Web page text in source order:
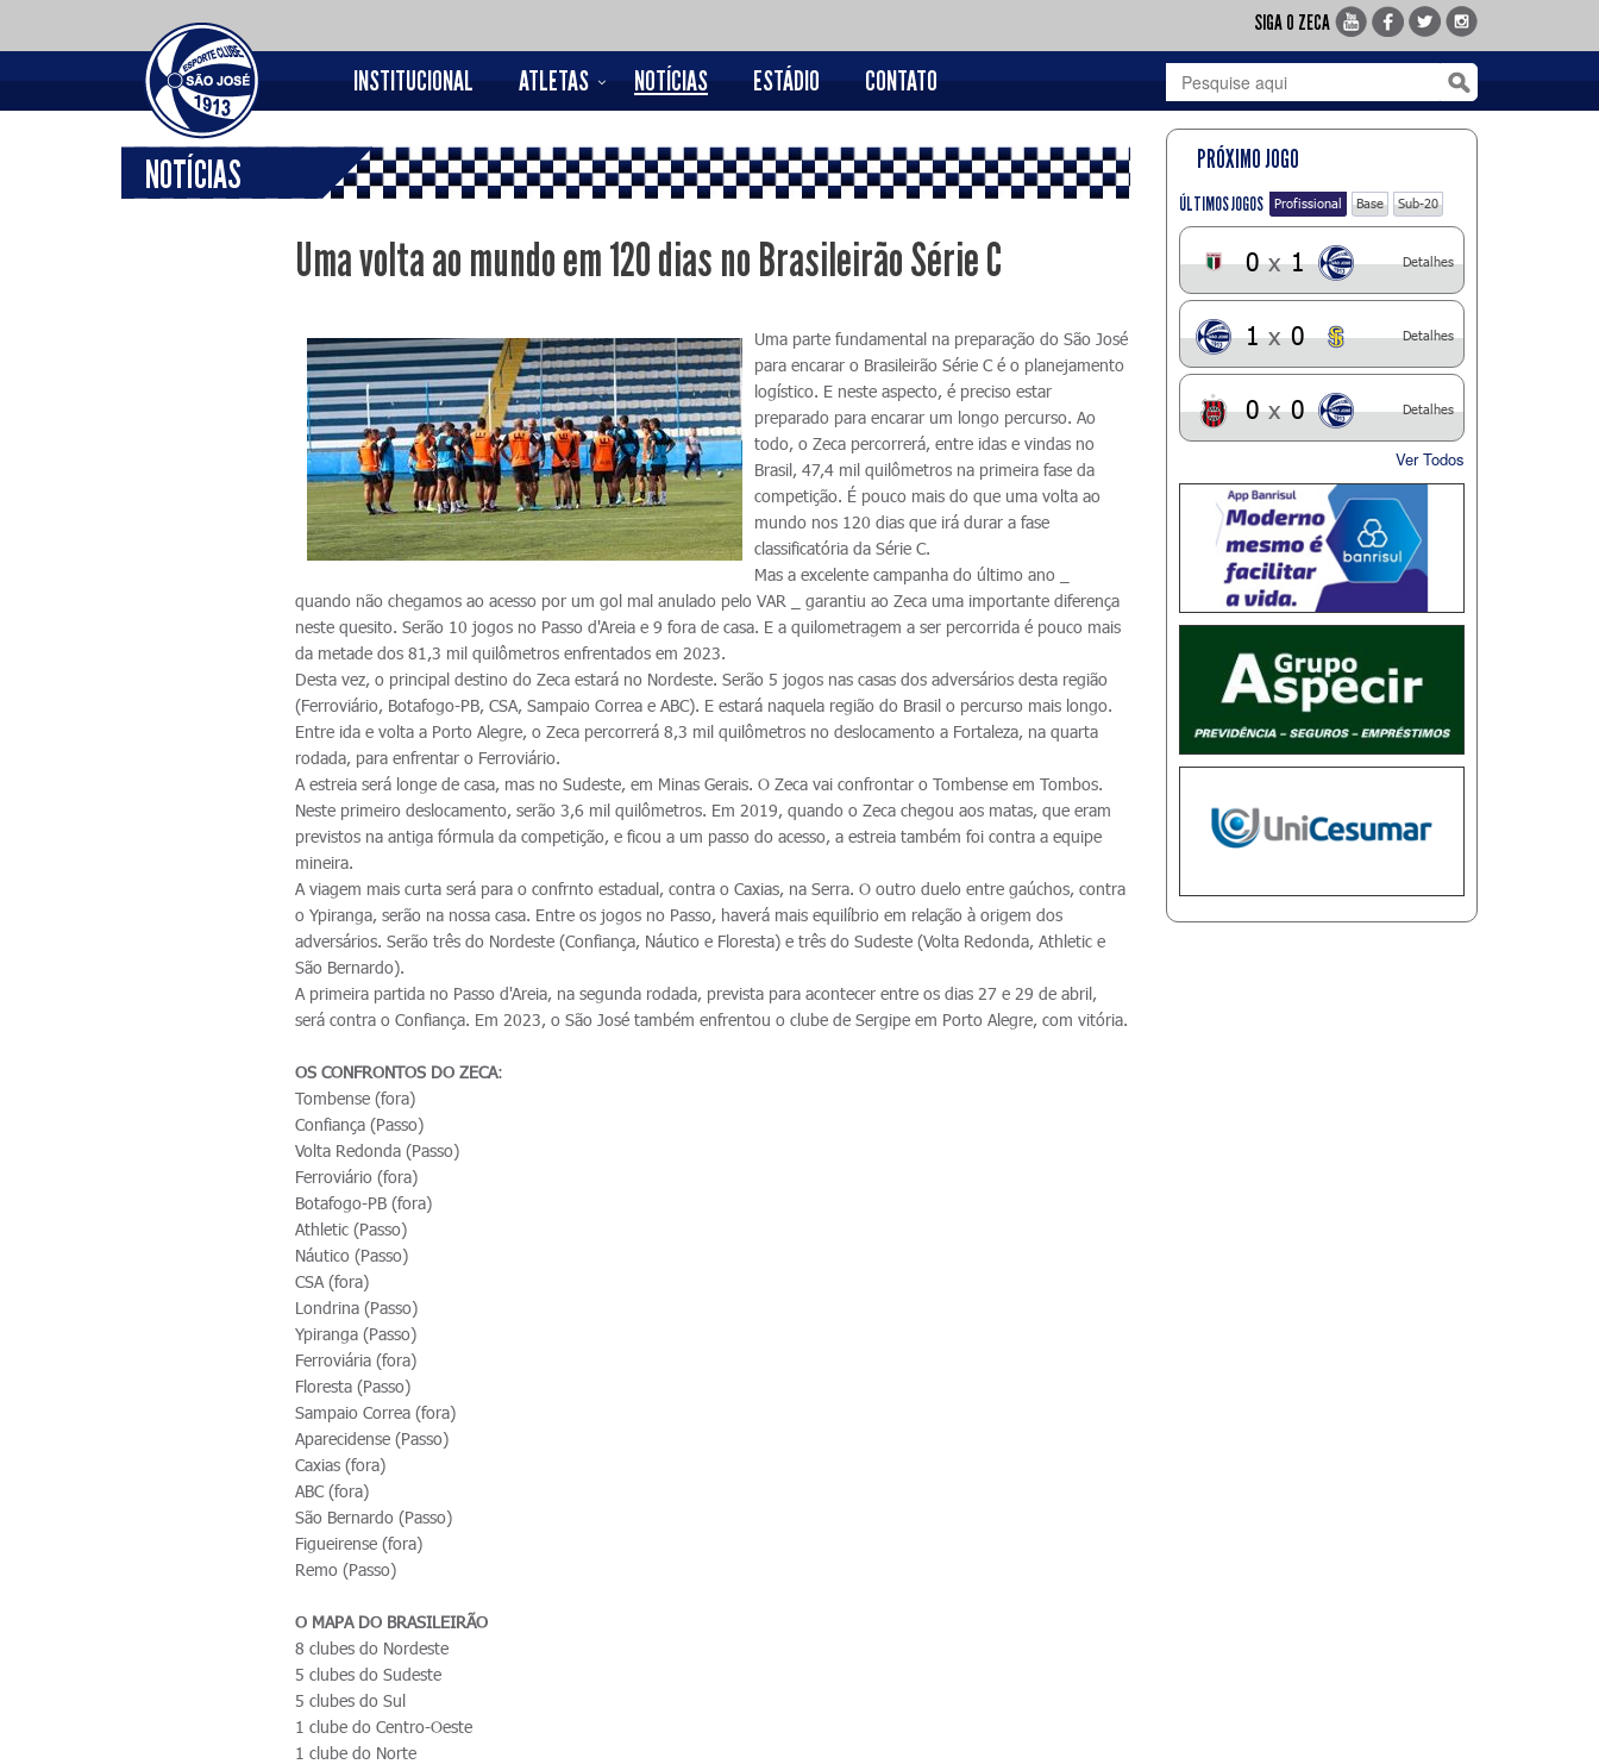
SIGA O ZECA
INSTITUCIONAL ATLETAS NOTÍCIAS ESTÁDIO CONTATO
NOTÍCIAS
Uma volta ao mundo em 120 dias no Brasileirão Série C
Uma parte fundamental na preparação do São José
para encarar o Brasileirão Série C é o planejamento
logístico. E neste aspecto, é preciso estar
preparado para encarar um longo percurso. Ao
todo, o Zeca percorrerá, entre idas e vindas no
Brasil, 47,4 mil quilômetros na primeira fase da
competição. É pouco mais do que uma volta ao
mundo nos 120 dias que irá durar a fase
classificatória da Série C.
Mas a excelente campanha do último ano _
quando não chegamos ao acesso por um gol mal anulado pelo VAR _ garantiu ao Zeca uma importante diferença
neste quesito. Serão 10 jogos no Passo d'Areia e 9 fora de casa. E a quilometragem a ser percorrida é pouco mais
da metade dos 81,3 mil quilômetros enfrentados em 2023.
Desta vez, o principal destino do Zeca estará no Nordeste. Serão 5 jogos nas casas dos adversários desta região
(Ferroviário, Botafogo-PB, CSA, Sampaio Correa e ABC). E estará naquela região do Brasil o percurso mais longo.
Entre ida e volta a Porto Alegre, o Zeca percorrerá 8,3 mil quilômetros no deslocamento a Fortaleza, na quarta
rodada, para enfrentar o Ferroviário.
A estreia será longe de casa, mas no Sudeste, em Minas Gerais. O Zeca vai confrontar o Tombense em Tombos.
Neste primeiro deslocamento, serão 3,6 mil quilômetros. Em 2019, quando o Zeca chegou aos matas, que eram
previstos na antiga fórmula da competição, e ficou a um passo do acesso, a estreia também foi contra a equipe
mineira.
A viagem mais curta será para o confrnto estadual, contra o Caxias, na Serra. O outro duelo entre gaúchos, contra
o Ypiranga, serão na nossa casa. Entre os jogos no Passo, haverá mais equilíbrio em relação à origem dos
adversários. Serão três do Nordeste (Confiança, Náutico e Floresta) e três do Sudeste (Volta Redonda, Athletic e
São Bernardo).
A primeira partida no Passo d'Areia, na segunda rodada, prevista para acontecer entre os dias 27 e 29 de abril,
será contra o Confiança. Em 2023, o São José também enfrentou o clube de Sergipe em Porto Alegre, com vitória.
OS CONFRONTOS DO ZECA:
Tombense (fora)
Confiança (Passo)
Volta Redonda (Passo)
Ferroviário (fora)
Botafogo-PB (fora)
Athletic (Passo)
Náutico (Passo)
CSA (fora)
Londrina (Passo)
Ypiranga (Passo)
Ferroviária (fora)
Floresta (Passo)
Sampaio Correa (fora)
Aparecidense (Passo)
Caxias (fora)
ABC (fora)
São Bernardo (Passo)
Figueirense (fora)
Remo (Passo)
O MAPA DO BRASILEIRÃO
8 clubes do Nordeste
5 clubes do Sudeste
5 clubes do Sul
1 clube do Centro-Oeste
1 clube do Norte
PRÓXIMO JOGO
ÚLTIMOS JOGOS Profissional Base Sub-20
0 x 1 Detalhes
1 x 0 Detalhes
0 x 0 Detalhes
Ver Todos